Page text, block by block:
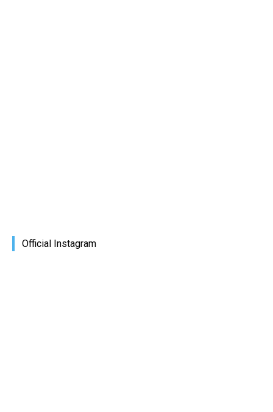
Official Instagram